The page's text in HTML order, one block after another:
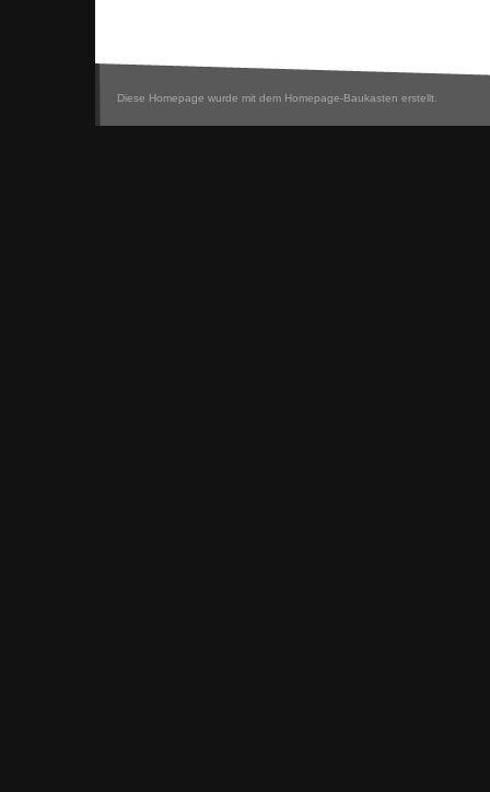
Diese Homepage wurde mit dem Homepage-Baukasten erstellt.